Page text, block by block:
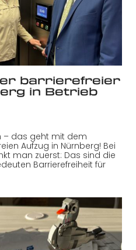
barrierefreier
in Betrieb
– das geht mit dem
Aufzug in Nürnberg! Bei
man zuerst: Das sind die
Barrierefreiheit für